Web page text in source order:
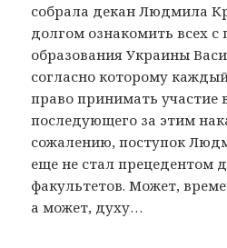
собрала декан Людмила
долгом ознакомить всех
образования Украины
согласно которому
право принимать участие
последующего за этим
сожалению, поступок
еще не стал прецедентом
факультетов. Может,
а может, духу…